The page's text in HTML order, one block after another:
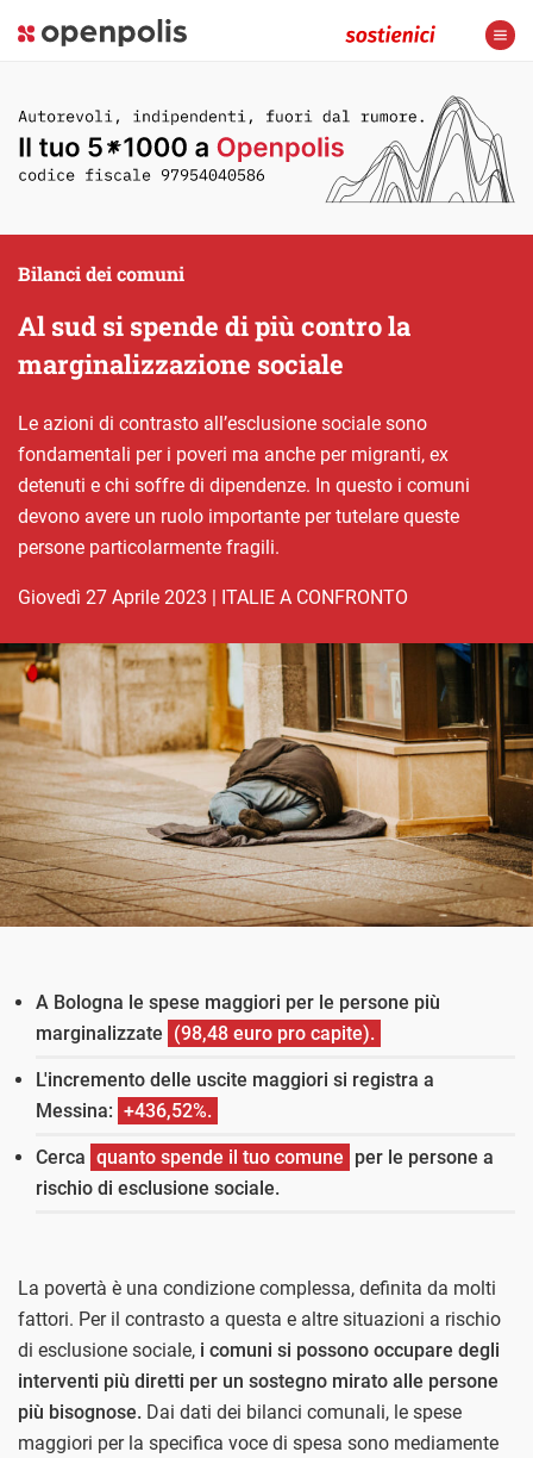
Al sud si spende di più contro la
marginalizzazione sociale
Bilanci dei comuni
Le azioni di contrasto all’esclusione sociale sono
fondamentali per i poveri ma anche per migranti, ex
detenuti e chi soffre di dipendenze. In questo i comuni
devono avere un ruolo importante per tutelare queste
persone particolarmente fragili.
giovedì 27 Aprile 2023 | ITALIE A CONFRONTO
A Bologna le spese maggiori per le persone più
marginalizzate (98,48 euro pro capite).
L'incremento delle uscite maggiori si registra a
Messina: +436,52%.
Cerca quanto spende il tuo comune per le persone a
rischio di esclusione sociale.
La povertà è una condizione complessa, definita da molti
fattori. Per il contrasto a questa e altre situazioni a rischio
di esclusione sociale, i comuni si possono occupare degli
interventi più diretti per un sostegno mirato alle persone
più bisognose. Dai dati dei bilanci comunali, le spese
maggiori per la specifica voce di spesa sono mediamente